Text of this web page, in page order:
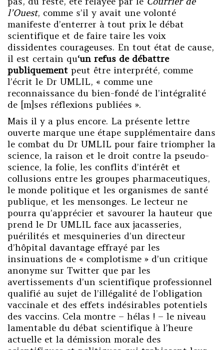
l’Ouest, comme s’il y avait une volonté
manifeste d’enterrer à tout prix le débat
scientifique et de faire taire les voix
dissidentes courageuses. En tout état de cause,
il est certain qu‘un refus de débattre
publiquement peut être interprété, comme
l’écrit le Dr UMLIL, « comme une
reconnaissance du bien-fondé de l’intégralité
de [m]ses réflexions publiées ».
Mais il y a plus encore. La présente lettre
ouverte marque une étape supplémentaire dans
le combat du Dr UMLIL pour faire triompher la
science, la raison et le droit contre la pseudo-
science, la folie, les conflits d’intérêt et
collusions entre les groupes pharmaceutiques,
le monde politique et les organismes de santé
publique, et les mensonges. Le lecteur ne
pourra qu’apprécier et savourer la hauteur que
prend le Dr UMLIL face aux jacasseries,
puérilités et mesquineries d’un directeur
d’hôpital davantage effrayé par les
insinuations de « complotisme » d’un critique
anonyme sur Twitter que par les
avertissements d’un scientifique professionnel
qualifié au sujet de l’illégalité de l’obligation
vaccinale et des effets indésirables potentiels
des vaccins. Cela montre – hélas ! – le niveau
lamentable du débat scientifique à l’heure
actuelle et la démission morale des